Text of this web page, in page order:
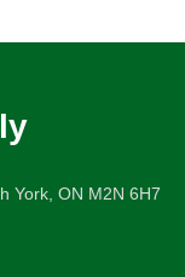
York, ON M2N 6H7